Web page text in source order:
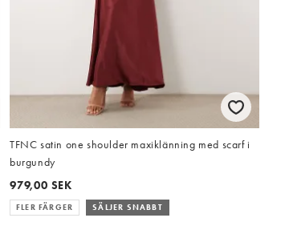
TFNC satin one shoulder maxiklänning med scarf i
burgundy
979,00 SEK
FLER FÄRGER SÄLJER SNABBT